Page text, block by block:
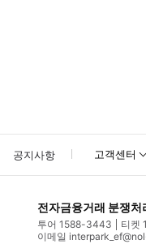
공지사항 고객센터
전자금융거래 분쟁처
투어 1588-3443
티켓
이메일